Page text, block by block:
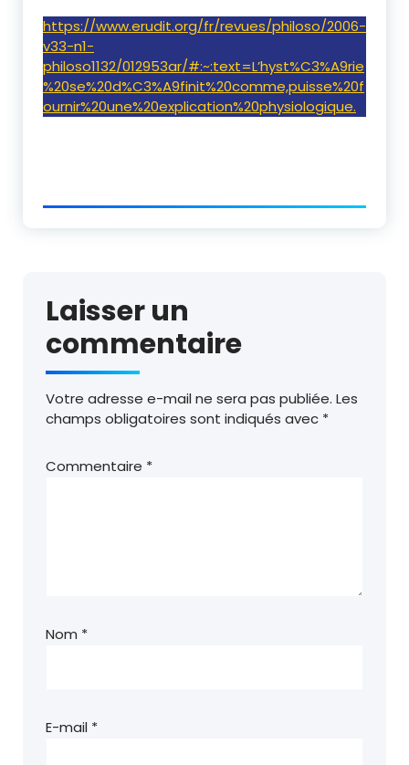
https://www.erudit.org/fr/revues/philoso/2006-
v33-n1-
philoso1132/012953ar/#:~:text=L’hyst%C3%A9rie
%20se%20d%C3%A9finit%20comme,puisse%20f
ournir%20une%20explication%20physiologique.
Laisser un
commentaire
Votre adresse e-mail ne sera pas publiée. Les
champs obligatoires sont indiqués avec *
Commentaire *
Nom *
E-mail *